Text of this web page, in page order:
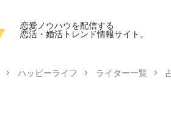
恋愛ノウハウを配信する
恋活・婚活トレンド情報サイト。
ハッピーライフ ライター一覧